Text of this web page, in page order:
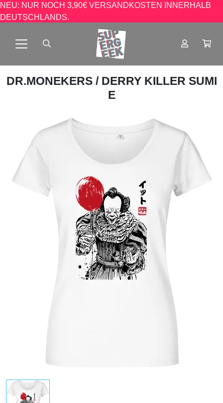
NEU: NUR NOCH 3,90€ VERSANDKOSTEN INNERHALB
DEUTSCHLANDS.
DR.MONEKERS / DERRY KILLER SUMI
E